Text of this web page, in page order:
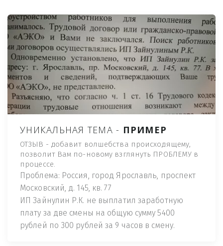
УНИКАЛЬНАЯ ТЕМА - ПРИМЕР
ОТЗЫВ - добавит волшебства происходящему,
позволит Вам по-новому взглянуть ПРОБЛЕМУ в
процессе.
Проблема: Россия, город Ярославль, проспект
Московский, д. 145, кв. 77
ИП Зайнулин Р.К. не выплатил заработную
плату за две смены на общую сумму 5400
рублей по 300 рублей за 9 часов в смену.